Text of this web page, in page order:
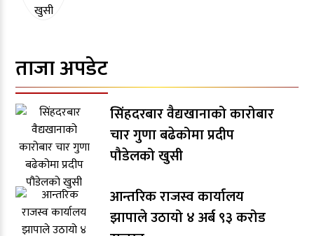
ताजा अपडेट
सिंहदरबार वैद्यखानाको कारोबार
चार गुणा बढेकोमा प्रदीप
पौडेलको खुसी
आन्तरिक राजस्व कार्यालय
झापाले उठायो ४ अर्ब ९३ करोड